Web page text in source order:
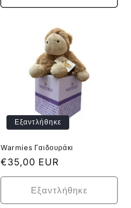
Εξαντλήθηκε
Warmies Γαιδουράκι
Κανονική
τιμή
€35,00 EUR
Εξαντλήθηκε